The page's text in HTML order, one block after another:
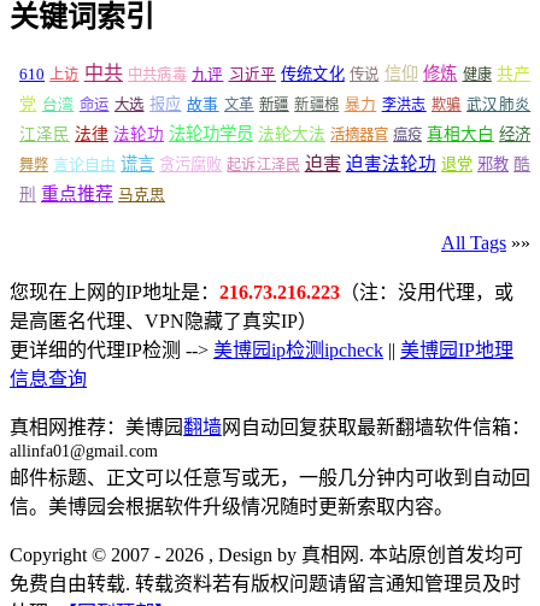
关键词索引
610 上访 中共 中共病毒 九评 习近平 传统文化 传说 信仰 修炼 健康 共产
党 台湾 命运 大选 报应 故事 文革 新疆 新疆棉 暴力 李洪志 欺骗 武汉肺炎
江泽民 法律 法轮功 法轮功学员 法轮大法 活摘器官 瘟疫 真相大白 经济
舞弊 言论自由 谎言 贪污腐败 起诉江泽民 迫害 迫害法轮功 退党 邪教 酷
刑 重点推荐 马克思
All Tags »»
您现在上网的IP地址是： 216.73.216.223 （注：没用代理，或
是高匿名代理、VPN隐藏了真实IP）
更详细的代理IP检测 --> 美博园ip检测ipcheck || 美博园IP地理
信息查询
真相网推荐：美博园翻墙网自动回复获取最新翻墙软件信箱：
allinfa01@gmail.com
邮件标题、正文可以任意写或无，一般几分钟内可收到自动回
信。美博园会根据软件升级情况随时更新索取内容。
Copyright © 2007 - 2026 , Design by 真相网. 本站原创首发均可
免费自由转载. 转载资料若有版权问题请留言通知管理员及时